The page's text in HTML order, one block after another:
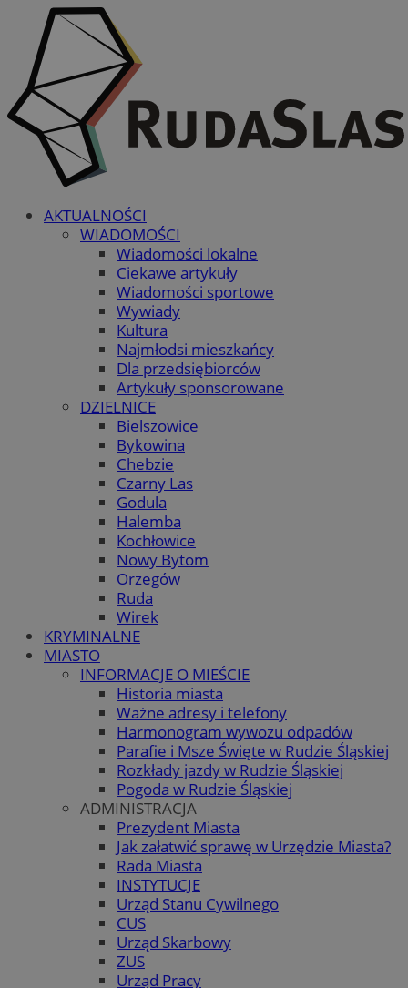
AKTUALNOŚCI
WIADOMOŚCI
Wiadomości lokalne
Ciekawe artykuły
Wiadomości sportowe
Wywiady
Kultura
Najmłodsi mieszkańcy
Dla przedsiębiorców
Artykuły sponsorowane
DZIELNICE
Bielszowice
Bykowina
Chebzie
Czarny Las
Godula
Halemba
Kochłowice
Nowy Bytom
Orzegów
Ruda
Wirek
KRYMINALNE
MIASTO
INFORMACJE O MIEŚCIE
Historia miasta
Ważne adresy i telefony
Harmonogram wywozu odpadów
Parafie i Msze Święte w Rudzie Śląskiej
Rozkłady jazdy w Rudzie Śląskiej
Pogoda w Rudzie Śląskiej
ADMINISTRACJA
Prezydent Miasta
Jak załatwić sprawę w Urzędzie Miasta?
Rada Miasta
INSTYTUCJE
Urząd Stanu Cywilnego
CUS
Urząd Skarbowy
ZUS
Urząd Pracy